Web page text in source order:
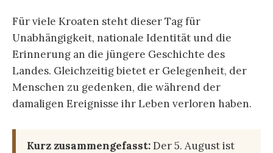
Für viele Kroaten steht dieser Tag für
Unabhängigkeit, nationale Identität und die
Erinnerung an die jüngere Geschichte des
Landes. Gleichzeitig bietet er Gelegenheit, der
Menschen zu gedenken, die während der
damaligen Ereignisse ihr Leben verloren haben.
Kurz zusammengefasst:Der 5. August ist